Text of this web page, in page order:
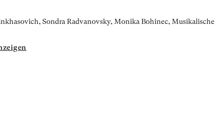
Sondra Radvanovsky, Monika Bohinec, Musikalische